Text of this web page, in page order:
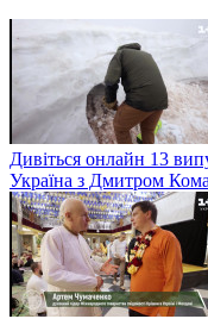
Дивіться онлайн 13
Україна з Дмитром